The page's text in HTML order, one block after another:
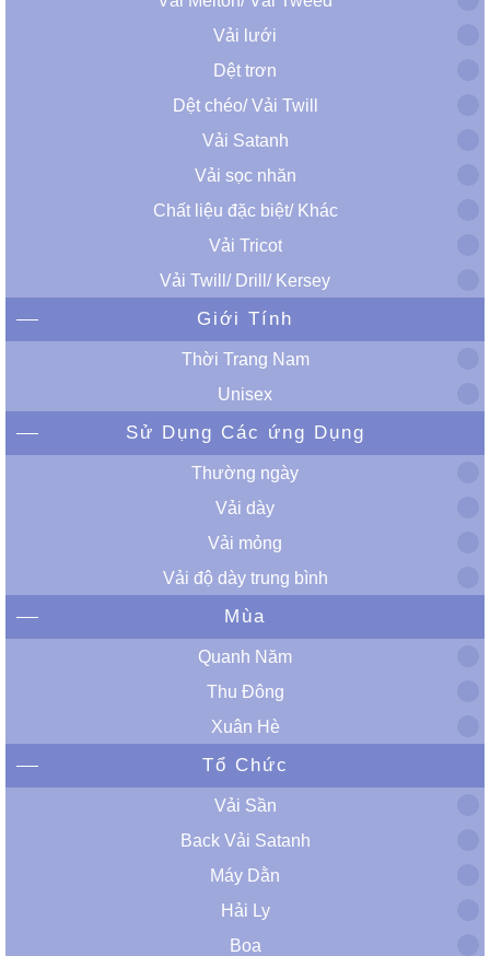
Vải lưới
Dệt trơn
Dệt chéo/ Vải Twill
Vải Satanh
Vải sọc nhăn
Chất liệu đặc biệt/ Khác
Vải Tricot
Vải Twill/ Drill/ Kersey
Giới Tính
Thời Trang Nam
Unisex
Sử Dụng Các ứng Dụng
Thường ngày
Vải dày
Vải mỏng
Vải độ dày trung bình
Mùa
Quanh Năm
Thu Đông
Xuân Hè
Tổ Chức
Vải Sần
Back Vải Satanh
Máy Dằn
Hải Ly
Boa